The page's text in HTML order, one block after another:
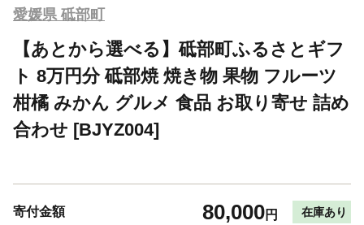
愛媛県 砥部町
【あとから選べる】砥部町ふるさとギフ
ト 8万円分 砥部焼 焼き物 果物 フルーツ
柑橘 みかん グルメ 食品 お取り寄せ 詰め
合わせ [BJYZ004]
寄付金額 80,000円 在庫あり